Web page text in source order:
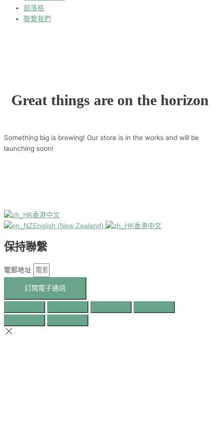
部落格
聯繫我們
Great things are on the horizon
Something big is brewing! Our store is in the works and will be
launching soon!
香港中文
English (New Zealand)
香港中文
保持聯繫
電郵地址
訂閱電子通訊